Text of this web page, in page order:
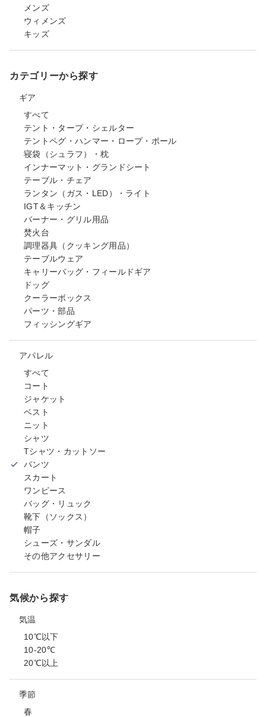
メンズ
ウィメンズ
キッズ
カテゴリーから探す
ギア
すべて
テント・タープ・シェルター
テントペグ・ハンマー・ロープ・ポール
寝袋（シュラフ）・枕
インナーマット・グランドシート
テーブル・チェア
ランタン（ガス・LED）・ライト
IGT＆キッチン
バーナー・グリル用品
焚火台
調理器具（クッキング用品）
テーブルウェア
キャリーバッグ・フィールドギア
ドッグ
クーラーボックス
パーツ・部品
フィッシングギア
アパレル
すべて
コート
ジャケット
ベスト
ニット
シャツ
Tシャツ・カットソー
パンツ
スカート
ワンピース
バッグ・リュック
靴下（ソックス）
帽子
シューズ・サンダル
その他アクセサリー
気候から探す
気温
10℃以下
10-20℃
20℃以上
季節
春